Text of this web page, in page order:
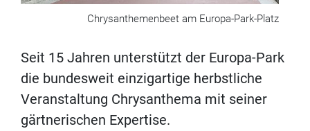
Chrysanthemenbeet am Europa-Park-Platz
Seit 15 Jahren unterstützt der Europa-Park
die bundesweit einzigartige herbstliche
Veranstaltung Chrysanthema mit seiner
gärtnerischen Expertise.